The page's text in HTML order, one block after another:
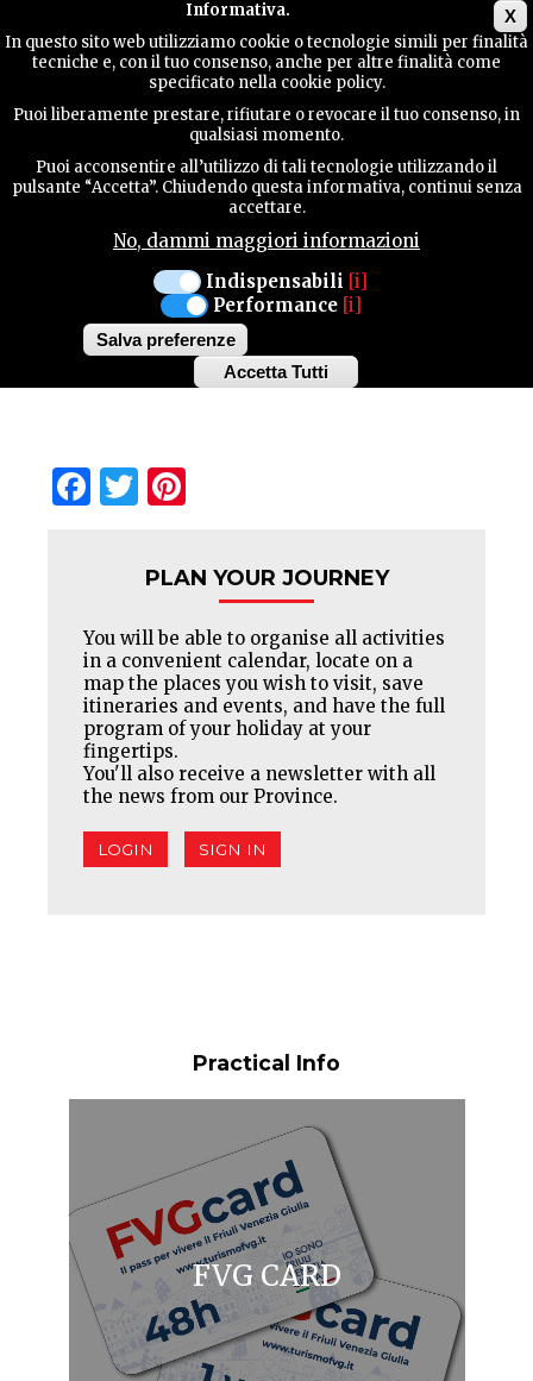
X
Informativa.
In questo sito web utilizziamo cookie o tecnologie simili per finalità
tecniche e, con il tuo consenso, anche per altre finalità come
specificato nella cookie policy.
Puoi liberamente prestare, rifiutare o revocare il tuo consenso, in
qualsiasi momento.
Puoi acconsentire all’utilizzo di tali tecnologie utilizzando il
pulsante “Accetta”. Chiudendo questa informativa, continui senza
accettare.
No, dammi maggiori informazioni
Indispensabili [i]
Performance [i]
Salva preferenze
Accetta Tutti
Withdraw
TERRITORY
CONTACTS
Enter your keywords
About searching
Your search yielded no results.
Facebook
Twitter
PLAN YOUR JOURNEY
You will be able to organise all activities
in a convenient calendar, locate on a
map the places you wish to visit, save
itineraries and events, and have the full
program of your holiday at your
fingertips.
You'll also receive a newsletter with all
the news from our Province.
LOGIN SIGN IN
Practical Info
FVG CARD